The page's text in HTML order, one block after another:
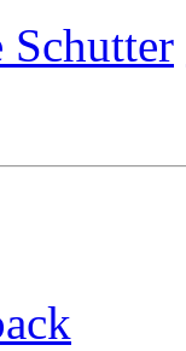
Schutter